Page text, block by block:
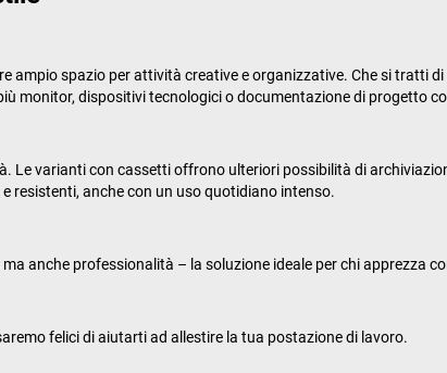
ampio spazio per attività creative e organizzative. Che si tratti
monitor, dispositivi tecnologici o documentazione di progetto
Le varianti con cassetti offrono ulteriori possibilità di
resistenti, anche con un uso quotidiano intenso.
anche professionalità – la soluzione ideale per chi apprezza
felici di aiutarti ad allestire la tua postazione di lavoro.